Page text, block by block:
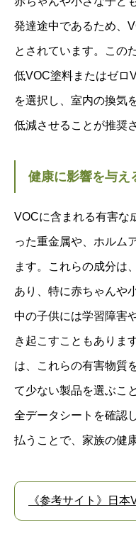
発達途中であるため、
とされています。この
低VOC塗料またはゼロ
を選択し、室内の換気
低減させることが推奨
健康に影響を与え
VOCに含まれる有害な
った重金属や、ホルム
ます。これらの成分は
あり、特に赤ちゃんや
中の子供には学習障害
き起こすこともありま
は、これらの有害物質
て少ない製品を選ぶこ
全データシートを確認
払うことで、家族の健
《参考サイト》日